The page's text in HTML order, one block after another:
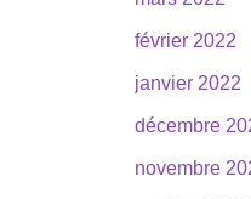
février 2022
janvier 2022
décembre
novembre